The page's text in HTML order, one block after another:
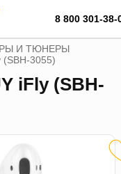
8 800 301-38-
И ТЮНЕРЫ
(SBH-3055)